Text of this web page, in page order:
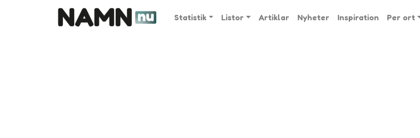
Statistik Listor Artiklar Nyheter Inspiration Per ort